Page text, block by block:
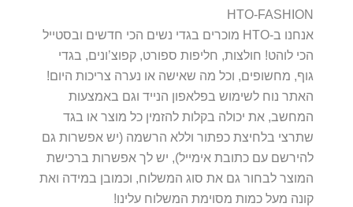
HTO-FASHION
אנחנו ב-HTO מוכרים בגדי נשים הכי חדשים ובסטייל
הכי לוהט! חולצות, חליפות ספורט, קפוצ’ונים, בגדי
גוף, מחשופים, וכל מה שאישה או נערה צריכות היום!
האתר נוח לשימוש בפלאפון הנייד וגם באמצעות
המחשב, את יכולה בקלות להזמין כל מוצר או בגד
שתרצי בלחיצת כפתור וללא הרשמה (יש אפשרות גם
להירשם עם כתובת אימייל), יש לך אפשרות ברכישת
המוצר לבחור גם את סוג המשלוח, וכמובן במידה ואת
קונה מעל כמות מסוימת המשלוח עלינו!